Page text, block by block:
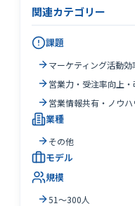
関連カテゴリー
課題
マーケティング活動効
営業力・受注率向上・
営業情報共有・ノウ
業種
その他
モデル
規模
51～300人